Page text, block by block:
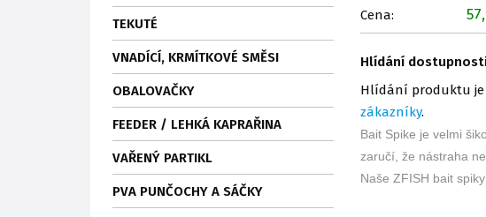
TEKUTÉ
VNADÍCÍ, KRMÍTKOVÉ SMĚSI
OBALOVAČKY
FEEDER / LEHKÁ KAPRAŘINA
VAŘENÝ PARTIKL
PVA PUNČOCHY A SÁČKY
Cena:
Hlídání
Hlídání produktu
zákazníky.
Bait Spike je velmi
zaručí, že nástraha
Naše ZFISH bait